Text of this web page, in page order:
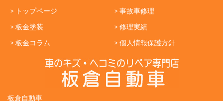
> トップページ
> 事故車修理
> 板金塗装
> 修理実績
> 板金コラム
> 個人情報保護方針
板倉自動車